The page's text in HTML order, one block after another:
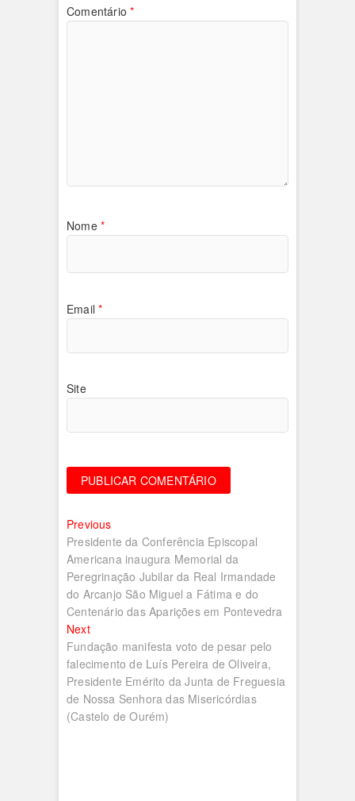
Comentário*
Nome *
Email*
Site
Navegação
de
artigos
PreviousPrevious
post:
Presidente da Conferência Episcopal
Americana inaugura Memorial da
Peregrinação Jubilar da Real Irmandade
do Arcanjo São Miguel a Fátima e do
Centenário das Aparições em Pontevedra
NextNext
post:
Fundação manifesta voto de pesar pelo
falecimento de Luís Pereira de Oliveira,
Presidente Emérito da Junta de Freguesia
de Nossa Senhora das Misericórdias
(Castelo de Ourém)